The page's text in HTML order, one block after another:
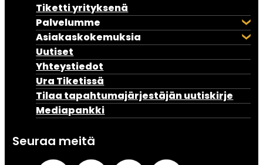
Tiketti yrityksenä
Palvelumme
Asiakaskokemuksia
Uutiset
Yhteystiedot
Ura Tiketissä
Tilaa tapahtumajärjestäjän uutiskirje
Mediapankki
Seuraa meitä